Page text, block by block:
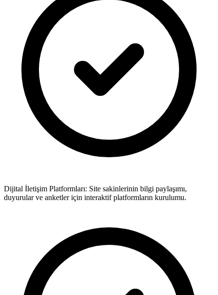
Dijital İletişim Platformları: Site sakinlerinin bilgi paylaşımı,
duyurular ve anketler için interaktif platformların kurulumu.